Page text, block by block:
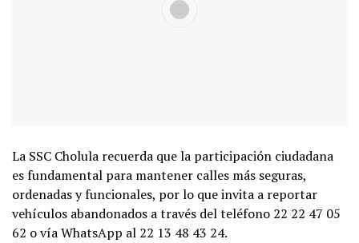
La SSC Cholula recuerda que la participación ciudadana
es fundamental para mantener calles más seguras,
ordenadas y funcionales, por lo que invita a reportar
vehículos abandonados a través del teléfono 22 22 47 05
62 o vía WhatsApp al 22 13 48 43 24.